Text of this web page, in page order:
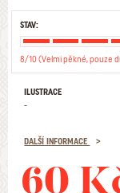
STAV:
8/10 (Velmi pěkné, pouze
ILUSTRACE
-
DALŠÍ INFORMACE
60